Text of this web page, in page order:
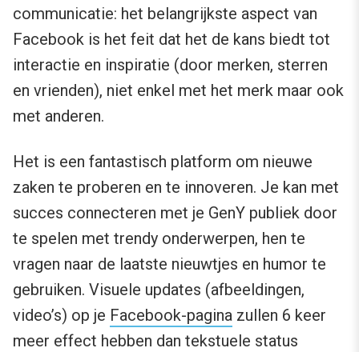
communicatie: het belangrijkste aspect van
Facebook is het feit dat het de kans biedt tot
interactie en inspiratie (door merken, sterren
en vrienden), niet enkel met het merk maar ook
met anderen.
Het is een fantastisch platform om nieuwe
zaken te proberen en te innoveren. Je kan met
succes connecteren met je GenY publiek door
te spelen met trendy onderwerpen, hen te
vragen naar de laatste nieuwtjes en humor te
gebruiken. Visuele updates (afbeeldingen,
video’s) op je Facebook-pagina zullen 6 keer
meer effect hebben dan tekstuele status